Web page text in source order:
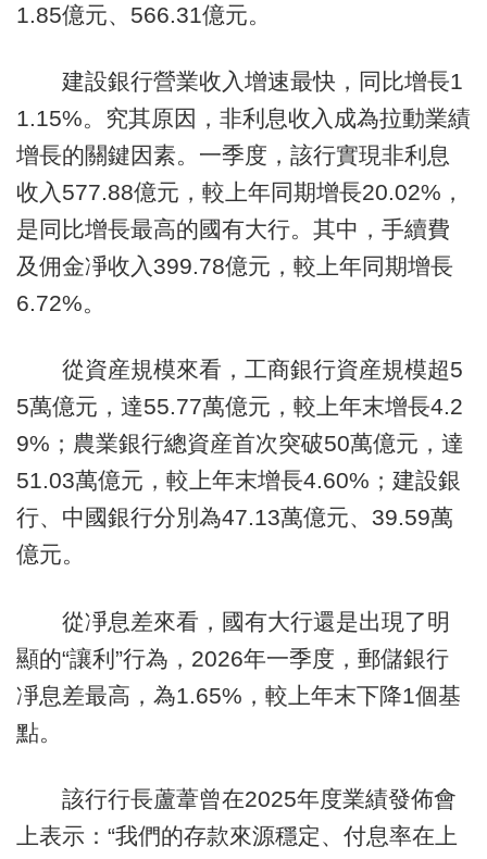
1.85億元、566.31億元。
建設銀行營業收入增速最快，同比增長1
1.15%。究其原因，非利息收入成為拉動業績
增長的關鍵因素。一季度，該行實現非利息
收入577.88億元，較上年同期增長20.02%，
是同比增長最高的國有大行。其中，手續費
及佣金凈收入399.78億元，較上年同期增長
6.72%。
從資産規模來看，工商銀行資産規模超5
5萬億元，達55.77萬億元，較上年末增長4.2
9%；農業銀行總資産首次突破50萬億元，達
51.03萬億元，較上年末增長4.60%；建設銀
行、中國銀行分別為47.13萬億元、39.59萬
億元。
從凈息差來看，國有大行還是出現了明
顯的“讓利”行為，2026年一季度，郵儲銀行
凈息差最高，為1.65%，較上年末下降1個基
點。
該行行長蘆葦曾在2025年度業績發佈會
上表示：“我們的存款來源穩定、付息率在上